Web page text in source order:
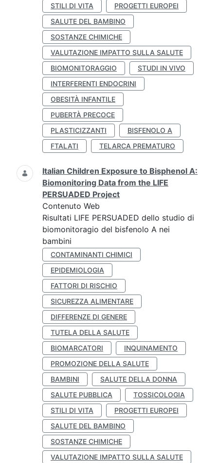
STILI DI VITA
PROGETTI EUROPEI
SALUTE DEL BAMBINO
SOSTANZE CHIMICHE
VALUTAZIONE IMPATTO SULLA SALUTE
BIOMONITORAGGIO
STUDI IN VIVO
INTERFERENTI ENDOCRINI
OBESITÀ INFANTILE
PUBERTÀ PRECOCE
PLASTICIZZANTI
BISFENOLO A
FTALATI
TELARCA PREMATURO
Italian Children Exposure to Bisphenol A:
Biomonitoring Data from the LIFE
PERSUADED Project
Contenuto Web
Risultati LIFE PERSUADED dello studio di
biomonitoragio del bisfenolo A nei
bambini
CONTAMINANTI CHIMICI
EPIDEMIOLOGIA
FATTORI DI RISCHIO
SICUREZZA ALIMENTARE
DIFFERENZE DI GENERE
TUTELA DELLA SALUTE
BIOMARCATORI
INQUINAMENTO
PROMOZIONE DELLA SALUTE
BAMBINI
SALUTE DELLA DONNA
SALUTE PUBBLICA
TOSSICOLOGIA
STILI DI VITA
PROGETTI EUROPEI
SALUTE DEL BAMBINO
SOSTANZE CHIMICHE
VALUTAZIONE IMPATTO SULLA SALUTE